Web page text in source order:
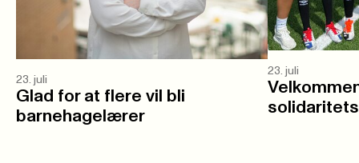
23. juli
Glad for at flere vil bli
barnehagelærer
23. juli